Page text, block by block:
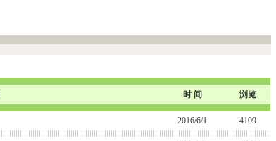
时 间 浏览
2016/6/1 4109